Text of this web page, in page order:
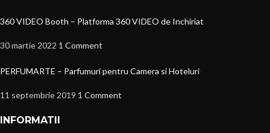
360 VIDEO Booth – Platforma 360 VIDEO de Inchiriat
30 martie 2022 1 Comment
PERFUMARTE – Parfumuri pentru Camera si Hoteluri
11 septembrie 2019 1 Comment
INFORMATII